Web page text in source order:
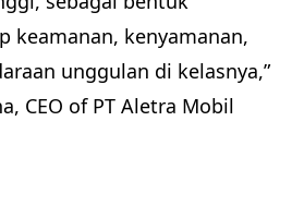
keamanan, kenyamanan,
unggulan di kelasnya,”
CEO of PT Aletra Mobil